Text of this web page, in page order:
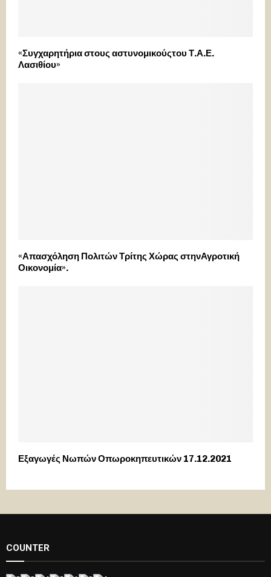
«Συγχαρητήρια στους αστυνομικούςτου Τ.Α.Ε.
Λασιθίου»
«Απασχόληση Πολιτών Τρίτης Χώρας στηνΑγροτική
Οικονομία».
Εξαγωγές Νωπών Οπωροκηπευτικών 17.12.2021
COUNTER